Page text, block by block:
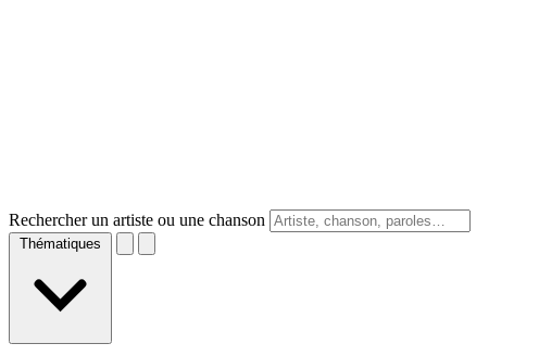
Rechercher un artiste ou une chanson
Thématiques